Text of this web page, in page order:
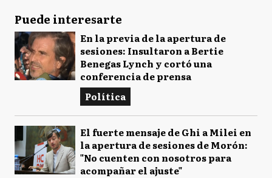
Puede interesarte
En la previa de la apertura de
sesiones: Insultaron a Bertie
Benegas Lynch y cortó una
conferencia de prensa
Política
El fuerte mensaje de Ghi a Milei en
la apertura de sesiones de Morón:
"No cuenten con nosotros para
acompañar el ajuste"